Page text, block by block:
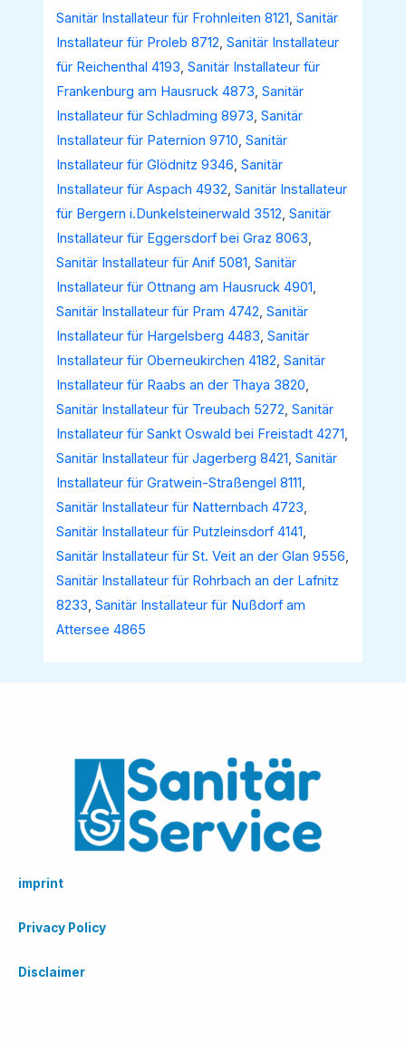
Sanitär Installateur für Frohnleiten 8121,Sanitär
Installateur für Proleb 8712,Sanitär Installateur
für Reichenthal 4193,Sanitär Installateur für
Frankenburg am Hausruck 4873,Sanitär
Installateur für Schladming 8973,Sanitär
Installateur für Paternion 9710,Sanitär
Installateur für Glödnitz 9346,Sanitär
Installateur für Aspach 4932,Sanitär Installateur
für Bergern i.Dunkelsteinerwald 3512,Sanitär
Installateur für Eggersdorf bei Graz 8063,
Sanitär Installateur für Anif 5081,Sanitär
Installateur für Ottnang am Hausruck 4901,
Sanitär Installateur für Pram 4742,Sanitär
Installateur für Hargelsberg 4483,Sanitär
Installateur für Oberneukirchen 4182,Sanitär
Installateur für Raabs an der Thaya 3820,
Sanitär Installateur für Treubach 5272,Sanitär
Installateur für Sankt Oswald bei Freistadt 4271,
Sanitär Installateur für Jagerberg 8421,Sanitär
Installateur für Gratwein-Straßengel 8111,
Sanitär Installateur für Natternbach 4723,
Sanitär Installateur für Putzleinsdorf 4141,
Sanitär Installateur für St. Veit an der Glan 9556,
Sanitär Installateur für Rohrbach an der Lafnitz
8233,Sanitär Installateur für Nußdorf am
Attersee 4865
imprint
Privacy Policy
Disclaimer